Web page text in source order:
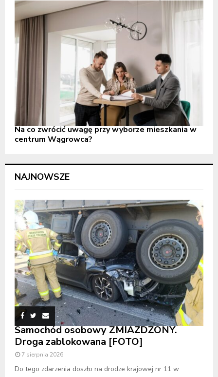
Na co zwrócić uwagę przy wyborze mieszkania w
centrum Wągrowca?
NAJNOWSZE
Samochód osobowy ZMIAŻDŻONY.
Droga zablokowana [FOTO]
7 sierpnia 2026
Do tego zdarzenia doszło na drodze krajowej nr 11 w